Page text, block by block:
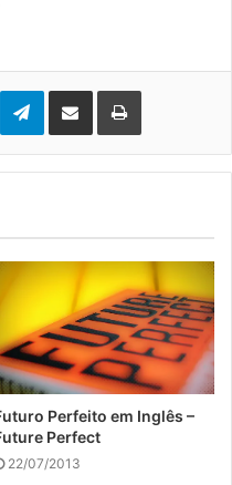
Telegram
Compartilhar via e-mail Imprimir
Perfeito em Inglês –
Perfect
22/07/2013